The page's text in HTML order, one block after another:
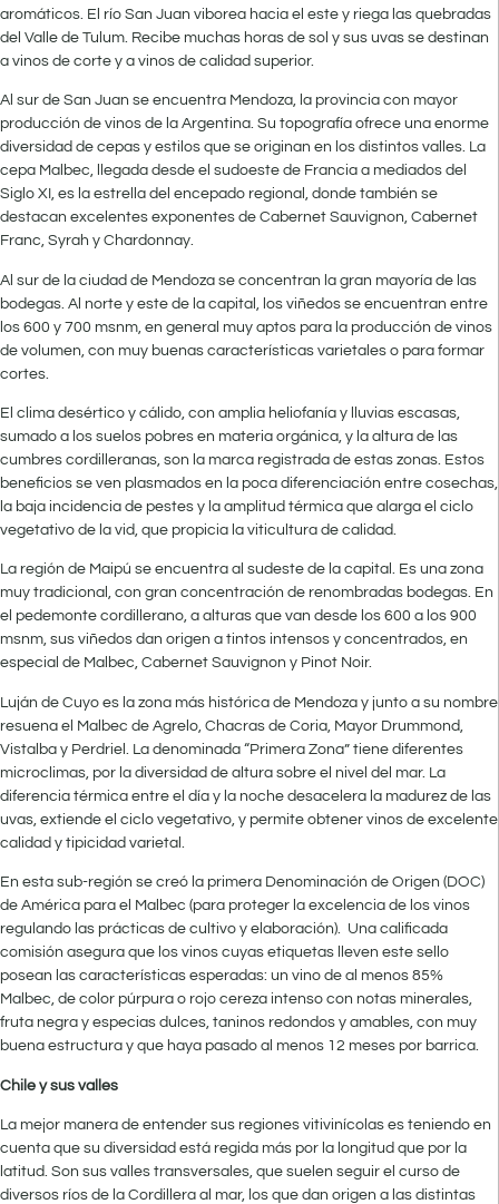
aromáticos. El río San Juan viborea hacia el este y riega las quebradas
del Valle de Tulum. Recibe muchas horas de sol y sus uvas se destinan
a vinos de corte y a vinos de calidad superior.
Al sur de San Juan se encuentra Mendoza, la provincia con mayor
producción de vinos de la Argentina. Su topografía ofrece una enorme
diversidad de cepas y estilos que se originan en los distintos valles. La
cepa Malbec, llegada desde el sudoeste de Francia a mediados del
Siglo XI, es la estrella del encepado regional, donde también se
destacan excelentes exponentes de Cabernet Sauvignon, Cabernet
Franc, Syrah y Chardonnay.
Al sur de la ciudad de Mendoza se concentran la gran mayoría de las
bodegas. Al norte y este de la capital, los viñedos se encuentran entre
los 600 y 700 msnm, en general muy aptos para la producción de vinos
de volumen, con muy buenas características varietales o para formar
cortes.
El clima desértico y cálido, con amplia heliofanía y lluvias escasas,
sumado a los suelos pobres en materia orgánica, y la altura de las
cumbres cordilleranas, son la marca registrada de estas zonas. Estos
beneficios se ven plasmados en la poca diferenciación entre cosechas,
la baja incidencia de pestes y la amplitud térmica que alarga el ciclo
vegetativo de la vid, que propicia la viticultura de calidad.
La región de Maipú se encuentra al sudeste de la capital. Es una zona
muy tradicional, con gran concentración de renombradas bodegas. En
el pedemonte cordillerano, a alturas que van desde los 600 a los 900
msnm, sus viñedos dan origen a tintos intensos y concentrados, en
especial de Malbec, Cabernet Sauvignon y Pinot Noir.
Luján de Cuyo es la zona más histórica de Mendoza y junto a su nombre
resuena el Malbec de Agrelo, Chacras de Coria, Mayor Drummond,
Vistalba y Perdriel. La denominada “Primera Zona” tiene diferentes
microclimas, por la diversidad de altura sobre el nivel del mar. La
diferencia térmica entre el día y la noche desacelera la madurez de las
uvas, extiende el ciclo vegetativo, y permite obtener vinos de excelente
calidad y tipicidad varietal.
En esta sub-región se creó la primera Denominación de Origen (DOC)
de América para el Malbec (para proteger la excelencia de los vinos
regulando las prácticas de cultivo y elaboración). Una calificada
comisión asegura que los vinos cuyas etiquetas lleven este sello
posean las características esperadas: un vino de al menos 85%
Malbec, de color púrpura o rojo cereza intenso con notas minerales,
fruta negra y especias dulces, taninos redondos y amables, con muy
buena estructura y que haya pasado al menos 12 meses por barrica.
Chile y sus valles
La mejor manera de entender sus regiones vitivinícolas es teniendo en
cuenta que su diversidad está regida más por la longitud que por la
latitud. Son sus valles transversales, que suelen seguir el curso de
diversos ríos de la Cordillera al mar, los que dan origen a las distintas